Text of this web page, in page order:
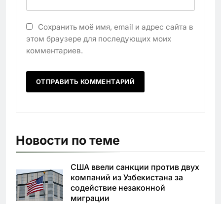
Сохранить моё имя, email и адрес сайта в
этом браузере для последующих моих
комментариев.
Новости по теме
США ввели санкции против двух
компаний из Узбекистана за
содействие незаконной
миграции